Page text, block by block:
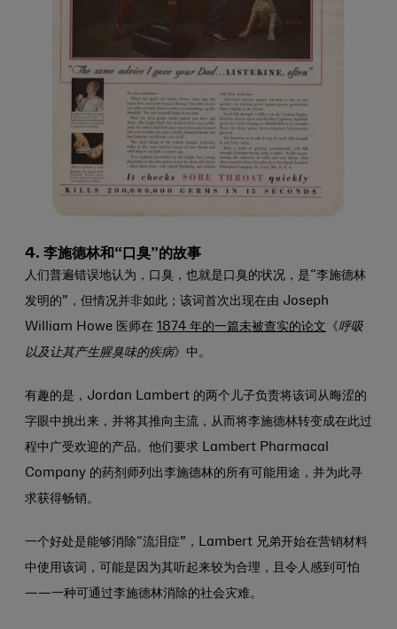
4. 李施德林和“口臭”的故事
人们普遍错误地认为，口臭，也就是口臭的状况 ，是“李施德林
发明的”，但情况并非如此；该词首次出现在由 Joseph
William Howe 医师在 1874 年的一篇未被查实的论文 《呼吸
以及让其产生腥臭味的疾病》中。
有趣的是，Jordan Lambert 的两个儿子负责将该词从晦涩的
字眼中挑出来，并将其推向主流，从而将李施德林转变成在此过
程中广受欢迎的产品。他们要求 Lambert Pharmacal
Company 的药剂师列出李施德林的所有可能用途，并为此寻
求获得畅销。
一个好处是能够消除“流泪症”，Lambert 兄弟开始在营销材料
中使用该词，可能是因为其听起来较为合理，且令人感到可怕
——一种可通过李施德林消除的社会灾难。